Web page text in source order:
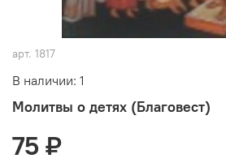
арт. 1817
В наличии: 1
Молитвы о детях (Благовест)
75 ₽